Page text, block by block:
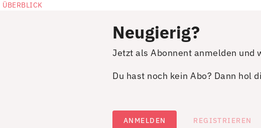
ÜBERBLICK
Neugierig?
Jetzt als Abonnent anmelden und
Du hast noch kein Abo? Dann hol
ANMELDEN REGISTRIEREN